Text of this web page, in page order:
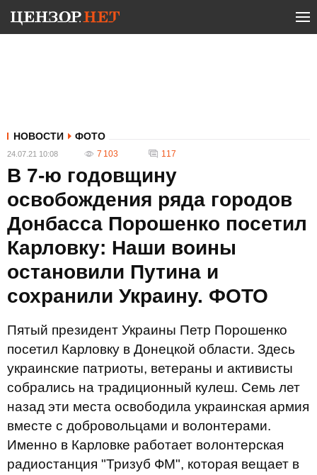
НОВОСТИ ФОТО
24.07.21 10:08 7 103 117
В 7-ю годовщину
освобождения ряда городов
Донбасса Порошенко посетил
Карловку: Наши воины
остановили Путина и
сохранили Украину. ФОТО
Пятый президент Украины Петр Порошенко
посетил Карловку в Донецкой области. Здесь
украинские патриоты, ветераны и активисты
собрались на традиционный кулеш. Семь лет
назад эти места освободила украинская армия
вместе с добровольцами и волонтерами.
Именно в Карловке работает волонтерская
радиостанция "Тризуб ФМ", которая вещает в